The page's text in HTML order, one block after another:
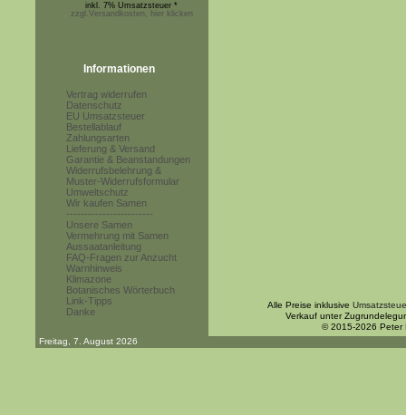
inkl. 7% Umsatzsteuer *
zzgl.Versandkosten, hier klicken
Informationen
Vertrag widerrufen
Datenschutz
EU Umsatzsteuer
Bestellablauf
Zahlungsarten
Lieferung & Versand
Garantie & Beanstandungen
Widerrufsbelehrung &
Muster-Widerrufsformular
Umweltschutz
Wir kaufen Samen
------------------------
Unsere Samen
Vermehrung mit Samen
Aussaatanleitung
FAQ-Fragen zur Anzucht
Warnhinweis
Klimazone
Botanisches Wörterbuch
Link-Tipps
Danke
Alle Preise inklusive
Verkauf unter
© 2015-2026 Peter
Freitag, 7. August 2026